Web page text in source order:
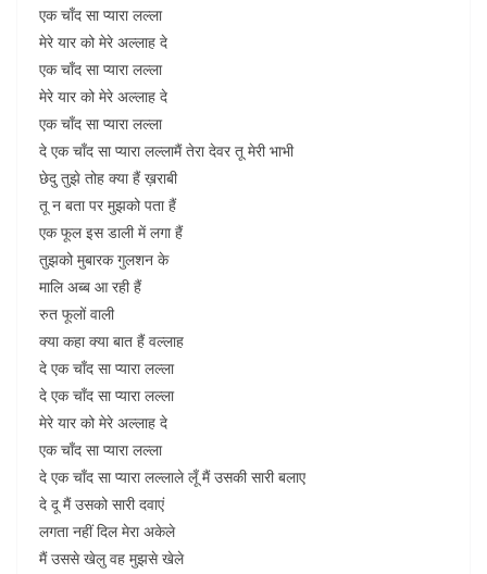
एक चाँद सा प्यारा लल्ला
मेरे यार को मेरे अल्लाह दे
एक चाँद सा प्यारा लल्ला
मेरे यार को मेरे अल्लाह दे
एक चाँद सा प्यारा लल्ला
दे एक चाँद सा प्यारा लल्लामैं तेरा देवर तू मेरी भाभी
छेदु तुझे तोह क्या हैं ख़राबी
तू न बता पर मुझको पता हैं
एक फूल इस डाली में लगा हैं
तुझको मुबारक गुलशन के
मालि अब्ब आ रही हैं
रुत फूलों वाली
क्या कहा क्या बात हैं वल्लाह
दे एक चाँद सा प्यारा लल्ला
दे एक चाँद सा प्यारा लल्ला
मेरे यार को मेरे अल्लाह दे
एक चाँद सा प्यारा लल्ला
दे एक चाँद सा प्यारा लल्लाले लूँ मैं उसकी सारी बलाए
दे दू मैं उसको सारी दवाएं
लगता नहीं दिल मेरा अकेले
मैं उससे खेलु वह मुझसे खेले